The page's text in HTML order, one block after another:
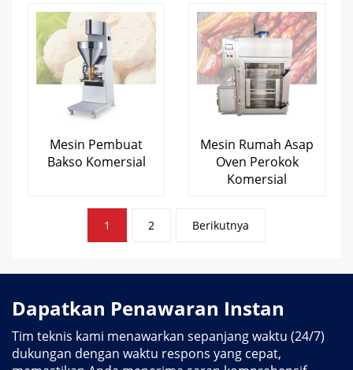
Mesin Pembuat
Bakso Komersial
Mesin Rumah Asap
Oven Perokok
Komersial
1 2 Berikutnya
Dapatkan Penawaran Instan
Tim teknis kami menawarkan sepanjang waktu (24/7)
dukungan dengan waktu respons yang cepat,